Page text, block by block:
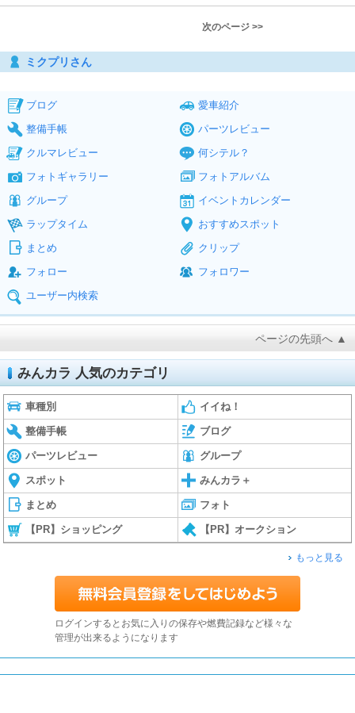
次のページ >>
ミクプリさん
ブログ
愛車紹介
整備手帳
パーツレビュー
クルマレビュー
何シテル？
フォトギャラリー
フォトアルバム
グループ
イベントカレンダー
ラップタイム
おすすめスポット
まとめ
クリップ
フォロー
フォロワー
ユーザー内検索
ページの先頭へ ▲
みんカラ 人気のカテゴリ
車種別 イイね！
整備手帳 ブログ
パーツレビュー グループ
スポット みんカラ＋
まとめ フォト
【PR】ショッピング 【PR】オークション
もっと見る
ログインするとお気に入りの保存や燃費記録など様々な
管理が出来るようになります